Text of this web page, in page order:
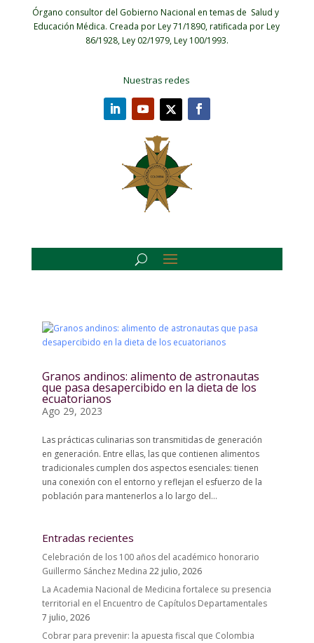
Órgano consultor del Gobierno Nacional en temas de Salud y
Educación Médica. Creada por Ley 71/1890, ratificada por Ley
86/1928, Ley 02/1979, Ley 100/1993.
Nuestras redes
Granos andinos: alimento de astronautas
que pasa desapercibido en la dieta de los
ecuatorianos
Ago 29, 2023
Las prácticas culinarias son transmitidas de generación
en generación. Entre ellas, las que contienen alimentos
tradicionales cumplen dos aspectos esenciales: tienen
una conexión con el entorno y reflejan el esfuerzo de la
población para mantenerlos a lo largo del...
Entradas recientes
Celebración de los 100 años del académico honorario
Guillermo Sánchez Medina 22 julio, 2026
La Academia Nacional de Medicina fortalece su presencia
territorial en el Encuentro de Capítulos Departamentales
7 julio, 2026
Cobrar para prevenir: la apuesta fiscal que Colombia